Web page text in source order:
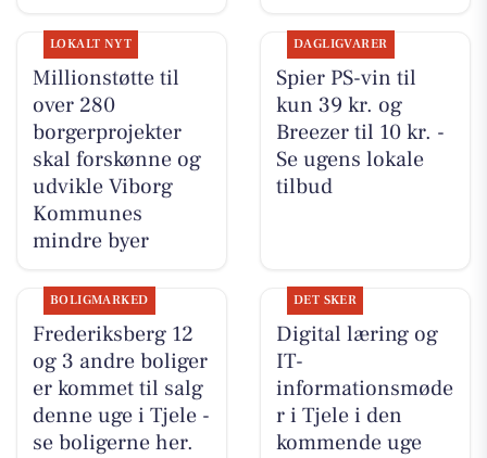
LOKALT NYT
Millionstøtte til
over 280
borgerprojekter
skal forskønne og
udvikle Viborg
Kommunes
mindre byer
DAGLIGVARER
Spier PS-vin til
kun 39 kr. og
Breezer til 10 kr. -
Se ugens lokale
tilbud
BOLIGMARKED
Frederiksberg 12
og 3 andre boliger
er kommet til salg
denne uge i Tjele -
se boligerne her.
DET SKER
Digital læring og
IT-
informationsmøde
r i Tjele i den
kommende uge